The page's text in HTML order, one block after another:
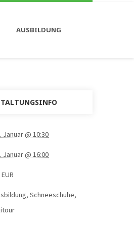
AUSBILDUNG
Januar @ 10:30
Januar @ 16:00
,Schneeschuhe,